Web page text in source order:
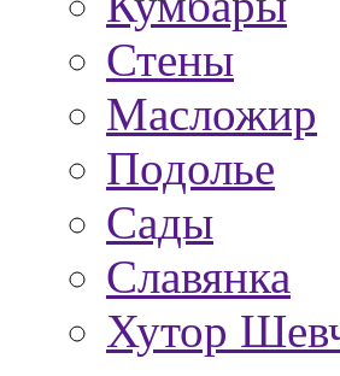
Стены
Масложир
Подолье
Сады
Славянка
Хутор